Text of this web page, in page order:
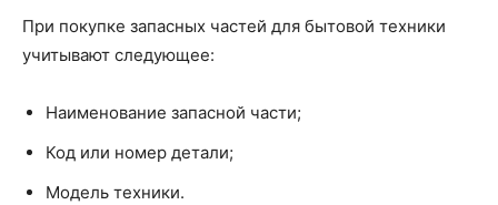
При покупке запасных частей для бытовой техники
учитывают следующее:
Наименование запасной части;
Код или номер детали;
Модель техники.